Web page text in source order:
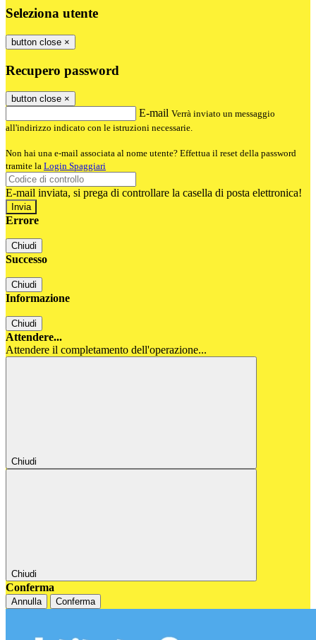
Seleziona utente
button close ×
Recupero password
button close ×
E-mail Verrà inviato un messaggio
all'indirizzo indicato con le istruzioni necessarie.
Non hai una e-mail associata al nome utente? Effettua il reset della password
tramite la Login Spaggiari
E-mail inviata, si prega di controllare la casella di posta elettronica!
Errore
Chiudi
Successo
Chiudi
Informazione
Chiudi
Attendere...
Attendere il completamento dell'operazione...
Chiudi
Chiudi
Conferma
Annulla Conferma